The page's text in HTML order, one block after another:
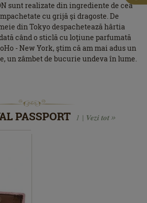
sunt realizate din ingrediente de cea
cu grijă şi dragoste. De
din Tokyo despachetează hârtia
când o sticlă cu loţiune parfumată
- New York, ştim că am mai adus un
un zâmbet de bucurie undeva în lume.
PASSPORT 1 | Vezi tot